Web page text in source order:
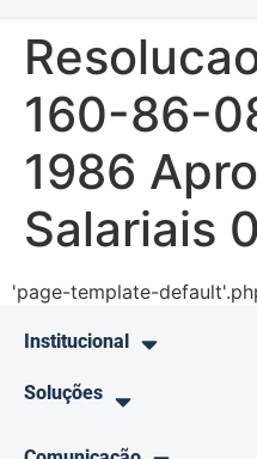
160-86-
1986
Salariais
'page-template-
Institucional
Soluções